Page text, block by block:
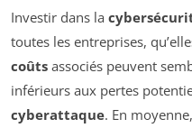
Investir dans la
toutes les entreprises,
coûts associés peuvent
inférieurs aux pertes
cyberattaque. En